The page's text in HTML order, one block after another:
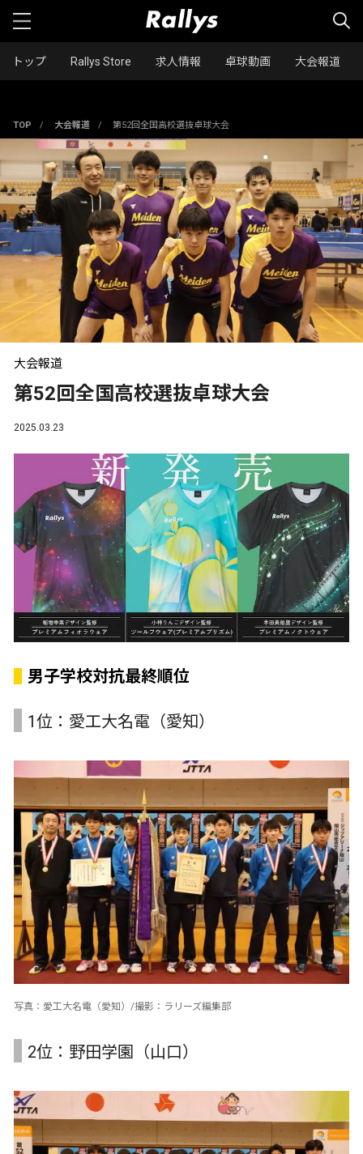
トップ Rallys Store 求人情報 卓球動画 大会報道
TOP / 大会報道 / 第52回全国高校選抜卓球大会
大会報道
第52回全国高校選抜卓球大会
2025.03.23
男子学校対抗最終順位
1位：愛工大名電（愛知）
写真：愛工大名電（愛知）/撮影：ラリーズ編集部
2位：野田学園（山口）